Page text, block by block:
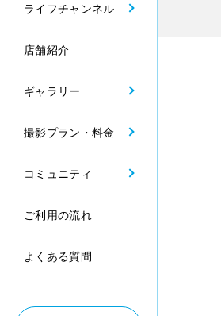
ライフチャンネル
店舗紹介
ギャラリー
撮影プラン・料金
コミュニティ
ご利用の流れ
よくある質問